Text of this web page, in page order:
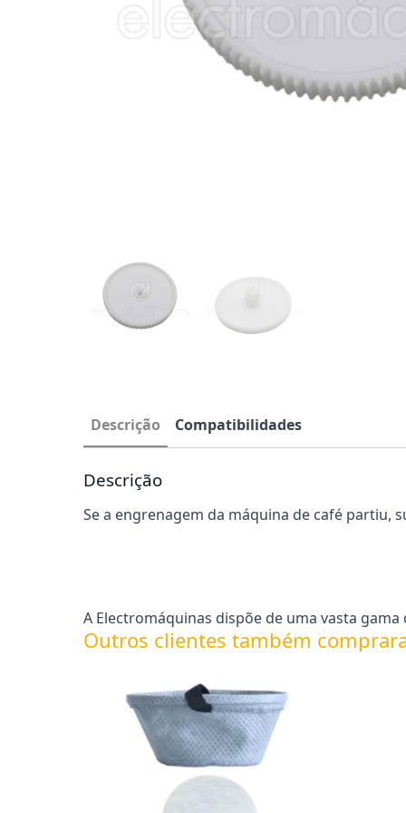
Descrição Compatibilidades
Descrição
Se a engrenagem da máquina de café
A Electromáquinas dispõe de uma vasta
Outros clientes também